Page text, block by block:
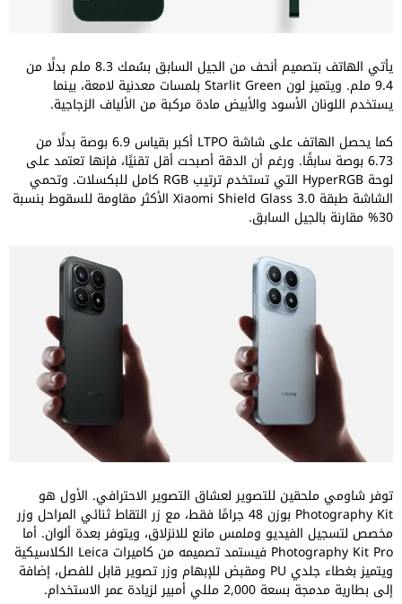
يأتي الهاتف بتصميم أنحف من الجيل السابق بسُمك 8.3 ملم بدلًا من
9.4 ملم. ويتميز لون Starlit Green بلمسات معدنية لامعة، بينما
يستخدم اللونان الأسود والأبيض مادة مركبة من الألياف الزجاجية.
كما يحصل الهاتف على شاشة LTPO أكبر بقياس 6.9 بوصة بدلًا من
6.73 بوصة سابقًا. ورغم أن الدقة أصبحت أقل تقنيًا، فإنها تعتمد على
لوحة HyperRGB التي تستخدم ترتيب RGB كامل للبكسلات. وتحمي
الشاشة طبقة Xiaomi Shield Glass 3.0 الأكثر مقاومة للسقوط بنسبة
30% مقارنة بالجيل السابق.
توفر شاومي ملحقين للتصوير لعشاق التصوير الاحترافي. الأول هو
Photography Kit بوزن 48 جرامًا فقط، مع زر التقاط ثنائي المراحل وزر
مخصص لتسجيل الفيديو وملمس مانع للانزلاق، ويتوفر بعدة ألوان. أما
Photography Kit Pro فيستمد تصميمه من كاميرات Leica الكلاسيكية
ويتميز بغطاء جلدي PU ومقبض للإبهام وزر تصوير قابل للفصل، إضافة
إلى بطارية مدمجة بسعة 2,000 مللي أمبير لزيادة عمر الاستخدام.